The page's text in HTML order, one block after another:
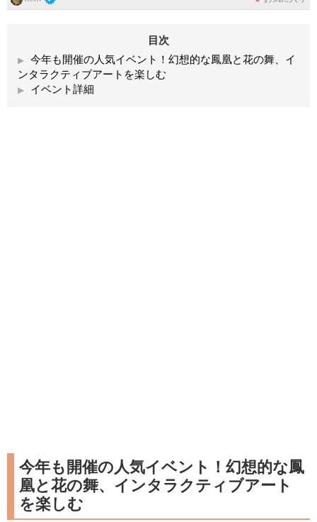
目次
今年も開催の人気イベント！幻想的な鳳凰と花の舞、イ
ンタラクティブアートを楽しむ
イベント詳細
今年も開催の人気イベント！幻想的な鳳
凰と花の舞、インタラクティブアート
を楽しむ